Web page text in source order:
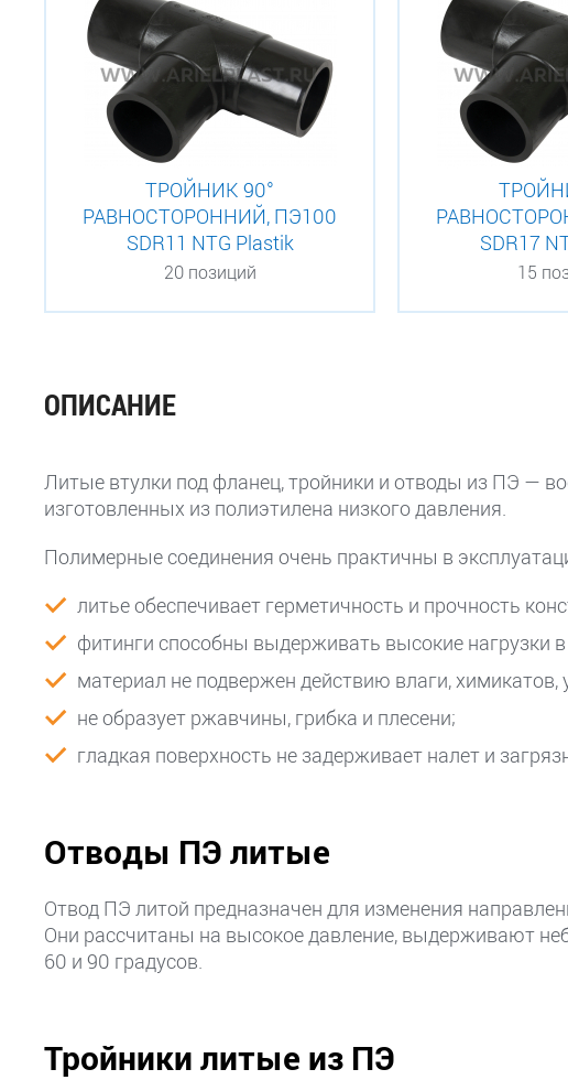
ТРОЙНИК 90°
РАВНОСТОРОННИЙ, ПЭ100
SDR11 NTG Plastik
20 позиций
SDR17
15
ОПИСАНИЕ
Литые втулки под фланец, тройники и отводы из ПЭ —
изготовленных из полиэтилена низкого давления.
Полимерные соединения очень практичны в
литье обеспечивает герметичность и прочность
фитинги способны выдерживать высокие нагрузки
материал не подвержен действию влаги,
не образует ржавчины, грибка и плесени;
гладкая поверхность не задерживает налет и
Отводы ПЭ литые
Отвод ПЭ литой предназначен для изменения
Они рассчитаны на высокое давление, выдерживают
60 и 90 градусов.
Тройники литые из ПЭ